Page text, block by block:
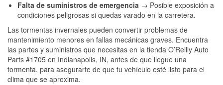
Falta de suministros de emergencia → Posible exposición a
condiciones peligrosas si quedas varado en la carretera.
Las tormentas invernales pueden convertir problemas de
mantenimiento menores en fallas mecánicas graves. Encuentra
las partes y suministros que necesitas en la tienda O’Reilly Auto
Parts #1705 en Indianapolis, IN, antes de que llegue una
tormenta, para asegurarte de que tu vehículo esté listo para el
clima que se aproxima.